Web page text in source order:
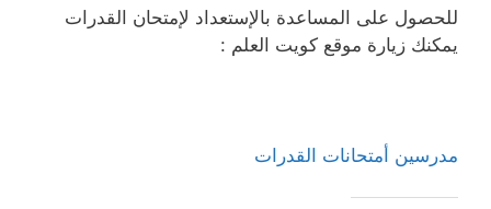
للحصول على المساعدة بالإستعداد لإمتحان القدرات
يمكنك زيارة موقع كويت العلم :
مدرسين أمتحانات القدرات